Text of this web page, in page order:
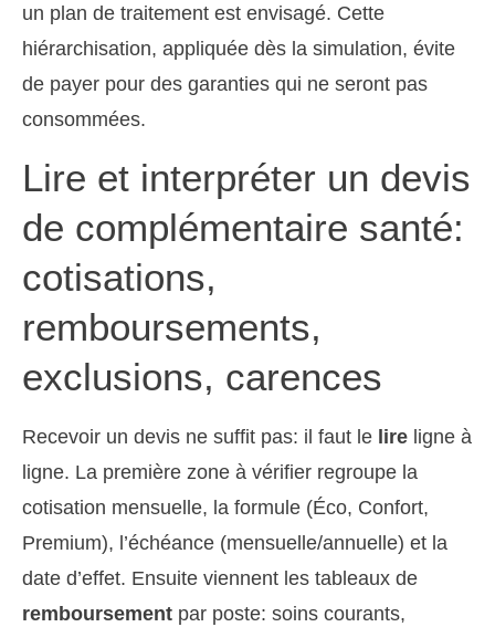
un plan de traitement est envisagé. Cette
hiérarchisation, appliquée dès la simulation, évite
de payer pour des garanties qui ne seront pas
consommées.
Lire et interpréter un devis
de complémentaire santé:
cotisations,
remboursements,
exclusions, carences
Recevoir un devis ne suffit pas: il faut le lire ligne à
ligne. La première zone à vérifier regroupe la
cotisation mensuelle, la formule (Éco, Confort,
Premium), l’échéance (mensuelle/annuelle) et la
date d’effet. Ensuite viennent les tableaux de
remboursement par poste: soins courants,